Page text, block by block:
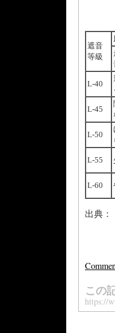
遮音
等級
L-40
L-45
L-50
L-55
L-60
出典：
この
https://